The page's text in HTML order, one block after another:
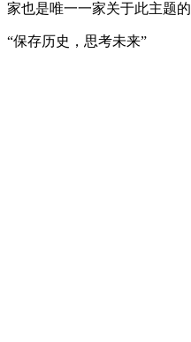
家也是唯一一家关于此主题的
“保存历史，思考未来”